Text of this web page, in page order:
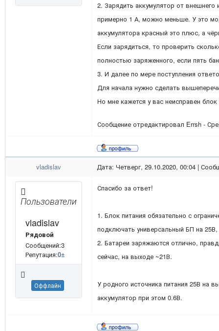
2. Зарядить аккумулятор от
примерно 1 А, можно меньше. У это
аккумулятора красный это плюс, а
Если зарядиться, то проверить
полностью заряженного, если пять
3. И далее по мере поступления
Для начала нужно сделать
Но мне кажется у вас неисправен блок
Сообщение отредактировал Errsh -
vladislav Дата: Четверг, 29.10.2020, 00:04 |
Пользователи
vladislav
Рядовой
Сообщений:3
Репутация:0±
Оффлайн
Спасибо за ответ!
1. Блок питания обязательно с
подключать универсальный БП на
2. Батареи заряжаются отлично,
сейчас, на выходе ~21В.
У родного источника питания 25В на
аккумулятор при этом 0.6В.